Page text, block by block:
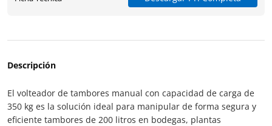
Descripción
El volteador de tambores manual con capacidad de carga de
350 kg es la solución ideal para manipular de forma segura y
eficiente tambores de 200 litros en bodegas, plantas